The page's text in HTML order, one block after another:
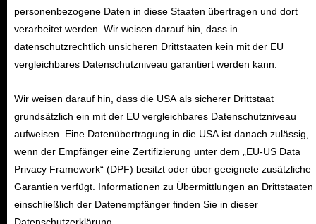
personenbezogene Daten in diese Staaten übertragen und dort
verarbeitet werden. Wir weisen darauf hin, dass in
datenschutzrechtlich unsicheren Drittstaaten kein mit der EU
vergleichbares Datenschutzniveau garantiert werden kann.
Wir weisen darauf hin, dass die USA als sicherer Drittstaat
grundsätzlich ein mit der EU vergleichbares Datenschutzniveau
aufweisen. Eine Datenübertragung in die USA ist danach zulässig,
wenn der Empfänger eine Zertifizierung unter dem „EU-US Data
Privacy Framework“ (DPF) besitzt oder über geeignete zusätzliche
Garantien verfügt. Informationen zu Übermittlungen an Drittstaaten
einschließlich der Datenempfänger finden Sie in dieser